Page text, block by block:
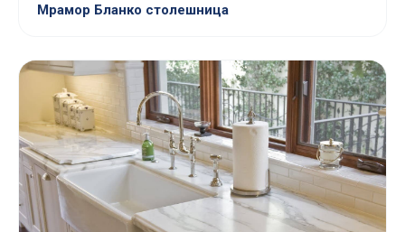
Мрамор Бланко столешница